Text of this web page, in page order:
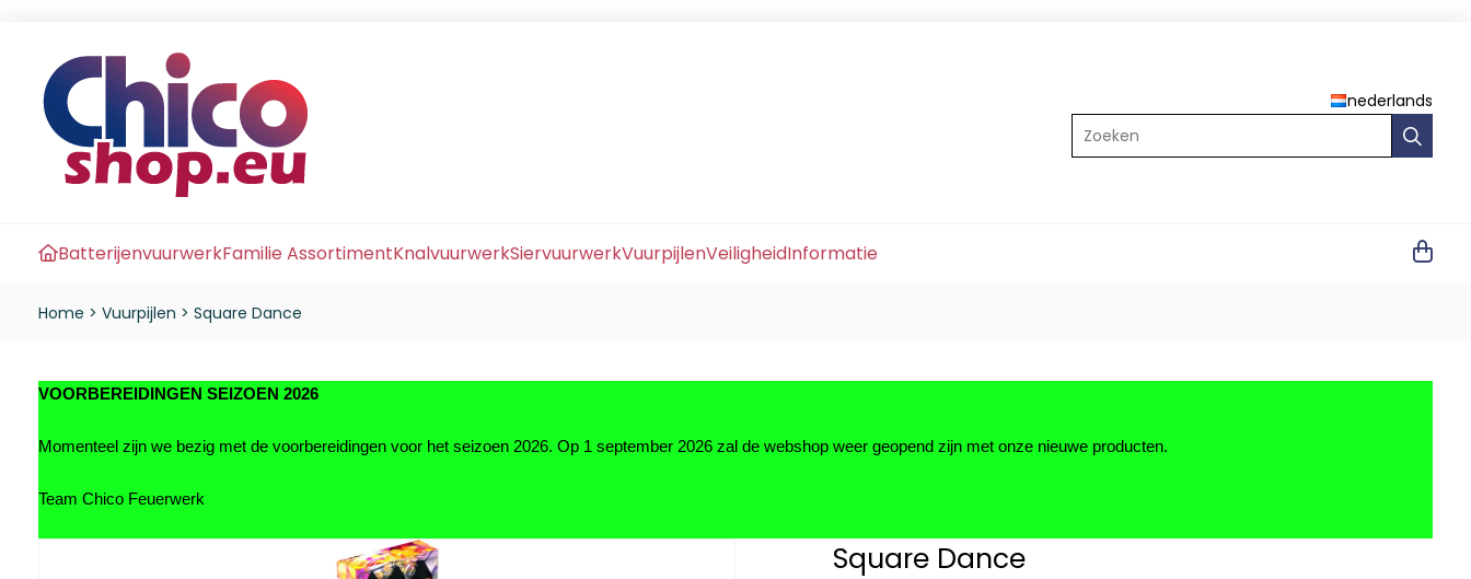
nederlands
Zoeken
BatterijenvuurwerkFamilie AssortimentKnalvuurwerkSiervuurwerkVuurpijlenVeiligheidInformatie
Home > Vuurpijlen > Square Dance
VOORBEREIDINGEN SEIZOEN 2026
Momenteel zijn we bezig met de voorbereidingen voor het seizoen 2026. Op 1 september 2026 zal de webshop weer geopend zijn met onze nieuwe producten.
Team Chico Feuerwerk
Square Dance